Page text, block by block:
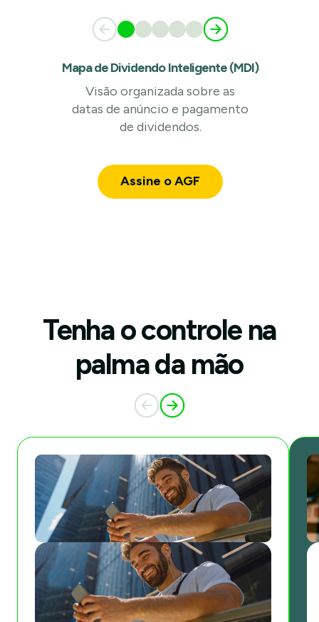
Mapa de Dividendo Inteligente (MDI)
Visão organizada sobre as
datas de anúncio e pagamento
de dividendos.
Assine o AGF
Tenha o controle na
palma da mão